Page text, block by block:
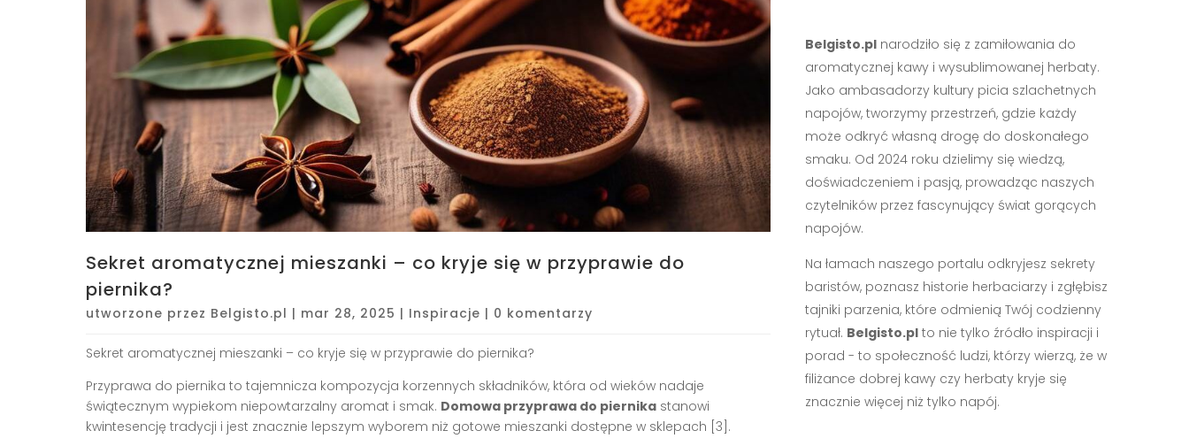
Sekret aromatycznej mieszanki – co kryje się w przyprawie do
piernika?
utworzone przez Belgisto.pl | mar 28, 2025 | Inspiracje | 0 komentarzy
Sekret aromatycznej mieszanki – co kryje się w przyprawie do piernika?
Przyprawa do piernika to tajemnicza kompozycja korzennych składników, która od wieków nadaje
świątecznym wypiekom niepowtarzalny aromat i smak. Domowa przyprawa do piernika stanowi
kwintesencję tradycji i jest znacznie lepszym wyborem niż gotowe mieszanki dostępne w sklepach [3].
Belgisto.plnarodziło się z zamiłowania do
aromatycznej kawy i wysublimowanej herbaty.
Jako ambasadorzy kultury picia szlachetnych
napojów, tworzymy przestrzeń, gdzie każdy
może odkryć własną drogę do doskonałego
smaku. Od 2024 roku dzielimy się wiedzą,
doświadczeniem i pasją, prowadząc naszych
czytelników przez fascynujący świat gorących
napojów.
Na łamach naszego portalu odkryjesz sekrety
baristów, poznasz historie herbaciarzy i zgłębisz
tajniki parzenia, które odmienią Twój codzienny
rytuał. Belgisto.plto nie tylko źródło inspiracji i
porad - to społeczność ludzi, którzy wierzą, że w
filiżance dobrej kawy czy herbaty kryje się
znacznie więcej niż tylko napój.